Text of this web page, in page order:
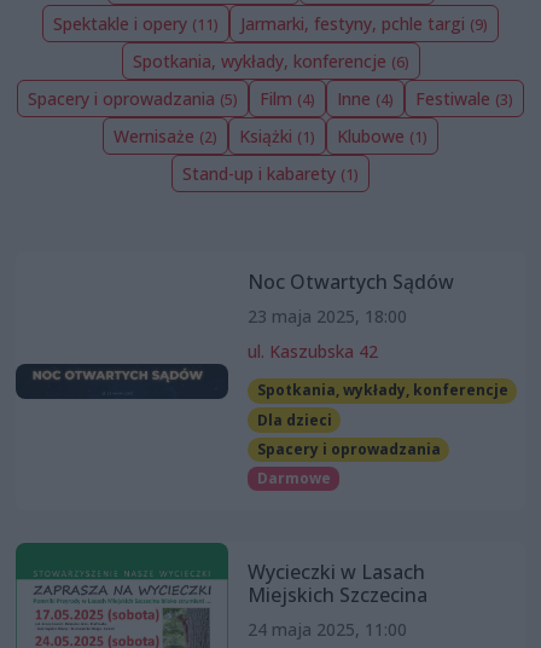
Spektakle i opery (11) Jarmarki, festyny, pchle targi (9)
Spotkania, wykłady, konferencje (6)
Spacery i oprowadzania (5) Film (4) Inne (4) Festiwale (3)
Wernisaże (2) Książki (1) Klubowe (1)
Stand-up i kabarety (1)
Noc Otwartych Sądów
23 maja 2025, 18:00
ul. Kaszubska 42
Spotkania, wykłady, konferencje
Dla dzieci
Spacery i oprowadzania
Darmowe
Wycieczki w Lasach
Miejskich Szczecina
24 maja 2025, 11:00